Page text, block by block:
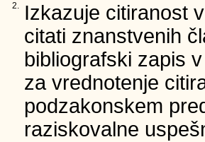
2.
Izkazuje citiranost
citati znanstvenih
bibliografski zapis
za vrednotenje
podzakonskem
raziskovalne